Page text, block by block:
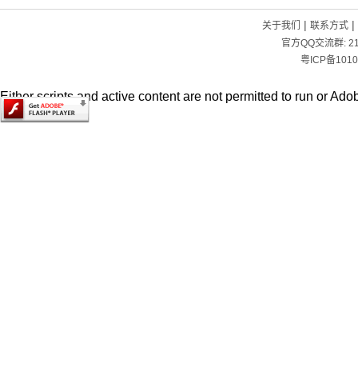
关于我们 | 联系方式|
官方QQ交流群:
粤ICP备
Either scripts and active content are not permitted to run or